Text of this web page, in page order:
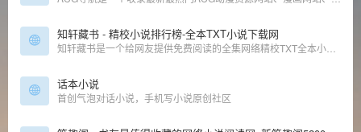
知轩藏书 - 精校小说排行榜-全本TXT小说下载网
话本小说
首创气泡对话小说，手机写小说原创社区